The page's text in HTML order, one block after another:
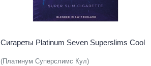
Сигареты Platinum Seven Superslims Cool
(Платинум Суперслимс Кул)